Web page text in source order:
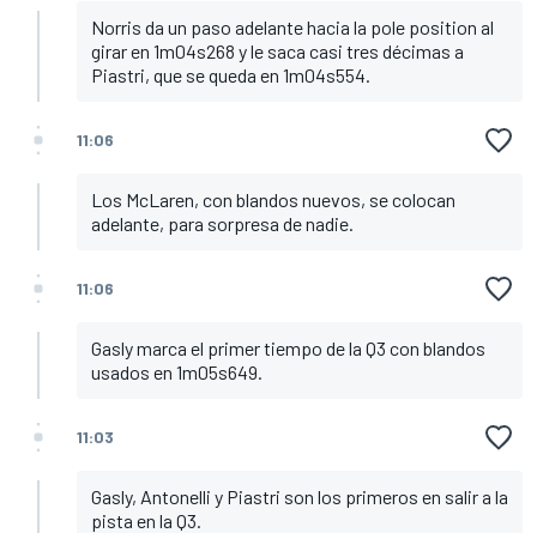
Norris da un paso adelante hacia la pole position al
girar en 1m04s268 y le saca casi tres décimas a
Piastri, que se queda en 1m04s554.
11:06
Los McLaren, con blandos nuevos, se colocan
adelante, para sorpresa de nadie.
11:06
Gasly marca el primer tiempo de la Q3 con blandos
usados en 1m05s649.
11:03
Gasly, Antonelli y Piastri son los primeros en salir a la
pista en la Q3.